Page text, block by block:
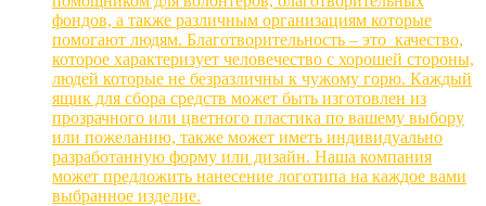
фондов, а также различным организациям которые
помогают людям. Благотворительность – это качество,
которое характеризует человечество с хорошей стороны,
людей которые не безразличны к чужому горю. Каждый
ящик для сбора средств может быть изготовлен из
прозрачного или цветного пластика по вашему выбору
или пожеланию, также может иметь индивидуально
разработанную форму или дизайн. Наша компания
может предложить нанесение логотипа на каждое вами
выбранное изделие.